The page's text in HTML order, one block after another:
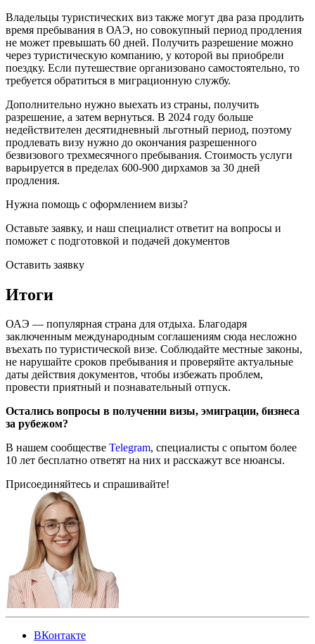
Владельцы туристических виз также могут два раза продлить
время пребывания в ОАЭ, но совокупный период продления
не может превышать 60 дней. Получить разрешение можно
через туристическую компанию, у которой вы приобрели
поездку. Если путешествие организовано самостоятельно, то
требуется обратиться в миграционную службу.
Дополнительно нужно выехать из страны, получить
разрешение, а затем вернуться. В 2024 году больше
недействителен десятидневный льготный период, поэтому
продлевать визу нужно до окончания разрешенного
безвизового трехмесячного пребывания. Стоимость услуги
варьируется в пределах 600-900 дирхамов за 30 дней
продления.
Нужна помощь с оформлением визы?
Оставьте заявку, и наш специалист ответит на вопросы и
поможет с подготовкой и подачей документов
Оставить заявку
Итоги
ОАЭ — популярная страна для отдыха. Благодаря
заключенным международным соглашениям сюда несложно
въехать по туристической визе. Соблюдайте местные законы,
не нарушайте сроков пребывания и проверяйте актуальные
даты действия документов, чтобы избежать проблем,
провести приятный и познавательный отпуск.
Остались вопросы в получении визы, эмиграции, бизнеса
за рубежом?
В нашем сообществе Telegram, специалисты с опытом более
10 лет бесплатно ответят на них и расскажут все нюансы.
Присоединяйтесь и спрашивайте!
ВКонтакте